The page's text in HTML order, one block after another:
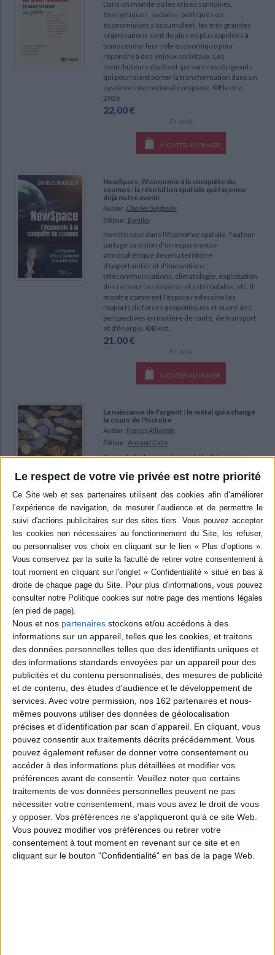
Le respect de votre vie privée est notre priorité
Nous et nos partenaires stockons et/ou accédons à des
informations sur un appareil, telles que les cookies, et traitons
des données personnelles telles que des identifiants uniques et
des informations standards envoyées par un appareil pour des
publicités et du contenu personnalisés, des mesures de publicité
et de contenu, des études d'audience et le développement de
services. Avec votre permission, nos 162 partenaires et nous-
mêmes pouvons utiliser des données de géolocalisation
précises et d’identification par scan d'appareil. En cliquant, vous
pouvez consentir aux traitements décrits précédemment. Vous
pouvez également refuser de donner votre consentement ou
accéder à des informations plus détaillées et modifier vos
préférences avant de consentir. Veuillez noter que certains
traitements de vos données personnelles peuvent ne pas
nécessiter votre consentement, mais vous avez le droit de vous
y opposer. Vos préférences ne s'appliqueront qu’à ce site Web.
Vous pouvez modifier vos préférences ou retirer votre
consentement à tout moment en revenant sur ce site et en
cliquant sur le bouton "Confidentialité" en bas de la page Web.
Dans un monde où les crises sanitaires,
énergétiques, sociales, politiques ou
économiques s'accumulent, les très grandes
organisations sont de plus en plus appelées à
transcender leur rôle économique pour
répondre à des enjeux sociétaux. Les
contributeurs étudient qui sont ces dirigeants
qui pourraient porter la transformation dans un
système international complexe. ©Electre
2026
22,00 €
En stock
AJOUTER AU PANIER
NewSpace, l'économie à la conquête du
cosmos : la révolution spatiale qui façonne
déjà notre avenir
Auteur : Charles Beigbeder
Éditeur : Eyrolles
Investisseur dans l'économie spatiale, l'auteur
partage sa vision d'un espace extra-
atmosphérique devenu territoire
d'opportunités et d'innovations :
télécommunications, climatologie, exploitation
des ressources lunaires et astéroïdales, etc. Il
montre comment l'espace redessine les
rapports de forces géopolitiques et ouvre des
perspectives en matière de santé, de transport
et d'énergie. ©Elect...
21,00 €
En stock
AJOUTER AU PANIER
La naissance de l'argent : le métal qui a changé
le cours de l'histoire
Auteur : Francis Albarède
Éditeur :Armand Colin
L'argent n'est pas seulement étudié comme
naturelle, objet social et facteur d'inégalités en
physique et géologie. Ce projet s'inscrit dans
une démarche de dialogue entre sciences
humaines et sciences de la matière ouvrant
une perspective nouvelle sur l'Antiquité
23,00 €
En stock
AJOUTER AU PANIER
Politiques de la rareté : des origines du
capitalisme à la crise écologique
Auteur : Fredrik Albritton Jonsson
Éditeur :Flammarion
Une histoire de la notion de rareté dans la
pensée économique occidentale depuis le XVIe
siècle, montrant comment l’idée d’une
croissance infinie et de désirs illimités est
devenue dominante dans le capitalisme
moderne. Les auteurs appellent à repenser ces
concepts face à la crise écologique
contemporaine, en imaginant des modèles
économiques respectueux des limites
biophysiques de la planète. ...
25,50 €
AJOUTER AU PANIER
L'argent
Auteur :John Kenneth Galbraith